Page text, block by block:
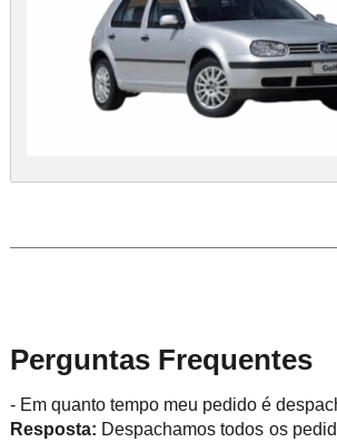
Perguntas Frequentes
- Em quanto tempo meu pedido é
Resposta: Despachamos todos os